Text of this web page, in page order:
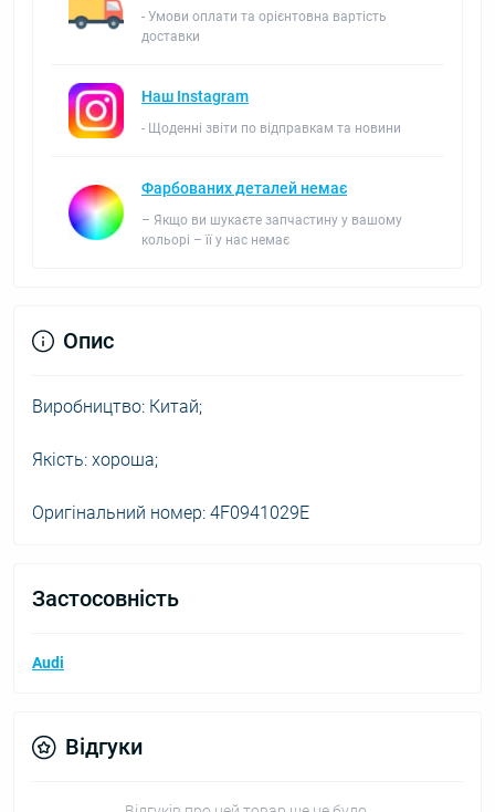
- Умови оплати та орієнтовна вартість
доставки
Наш Instagram
- Щоденні звіти по відправкам та новини
Фарбованих деталей немає
– Якщо ви шукаєте запчастину у вашому
кольорі – її у нас немає
Опис
Виробництво: Китай;
Якість: хороша;
Оригінальний номер: 4F0941029E
Застосовність
Audi
Відгуки